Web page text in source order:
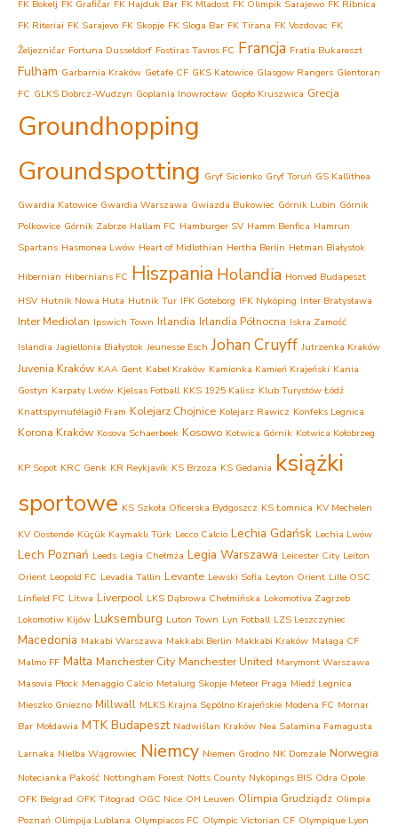
FK Bokelj FK Grafičar FK Hajduk Bar FK Mladost FK Olimpik Sarajewo FK Ribnica
FK Riteriai FK Sarajevo FK Skopje FK Sloga Bar FK Tirana FK Vozdovac FK
Željezničar Fortuna Dusseldorf Fostiras Tavros FC Francja Fratia Bukareszt
Fulham Garbarnia Kraków Getafe CF GKS Katowice Glasgow Rangers Glentoran
FC GLKS Dobrcz-Wudzyn Goplania Inowrocław Gopło Kruszwica Grecja
Groundhopping
Groundspotting Gryf Sicienko Gryf Toruń GS Kallithea
Gwardia Katowice Gwardia Warszawa Gwiazda Bukowiec Górnik Lubin Górnik
Polkowice Górnik Zabrze Hallam FC Hamburger SV Hamm Benfica Hamrun
Spartans Hasmonea Lwów Heart of Midlothian Hertha Berlin Hetman Białystok
Hibernian Hibernians FC Hiszpania Holandia Honved Budapeszt
HSV Hutnik Nowa Huta Hutnik Tur IFK Goteborg IFK Nyköping Inter Bratysława
Inter Mediolan Ipswich Town Irlandia Irlandia Północna Iskra Zamość
Islandia Jagiellonia Białystok Jeunesse Esch Johan Cruyff Jutrzenka Kraków
Juvenia Kraków KAA Gent Kabel Kraków Kamionka Kamień Krajeński Kania
Gostyn Karpaty Lwów Kjelsas Fotball KKS 1925 Kalisz Klub Turystów Łódź
Knattspyrnufélagið Fram Kolejarz Chojnice Kolejarz Rawicz Konfeks Legnica
Korona Kraków Kosova Schaerbeek Kosowo Kotwica Górnik Kotwica Kołobrzeg
KP Sopot KRC Genk KR Reykjavík KS Brzoza KS Gedania książki
sportowe KS Szkoła Oficerska Bydgoszcz KS Łomnica KV Mechelen
KV Oostende Küçük Kaymaklı Türk Lecco Calcio Lechia Gdańsk Lechia Lwów
Lech Poznań Leeds Legia Chełmża Legia Warszawa Leicester City Leiton
Orient Leopold FC Levadia Tallin Levante Lewski Sofia Leyton Orient Lille OSC
Linfield FC Litwa Liverpool LKS Dąbrowa Chełmińska Lokomotiva Zagrzeb
Lokomotiw Kijów Luksemburg Luton Town Lyn Fotball LZS Leszczyniec
Macedonia Makabi Warszawa Makkabi Berlin Makkabi Kraków Malaga CF
Malmo FF Malta Manchester City Manchester United Marymont Warszawa
Masovia Płock Menaggio Calcio Metalurg Skopje Meteor Praga Miedź Legnica
Mieszko Gniezno Millwall MLKS Krajna Sępólno Krajeńskie Modena FC Mornar
Bar Mołdawia MTK Budapeszt Nadwiślan Kraków Nea Salamina Famagusta
Larnaka Nielba Wągrowiec Niemcy Niemen Grodno NK Domzale Norwegia
Notecianka Pakość Nottingham Forest Notts County Nyköpings BIS Odra Opole
OFK Belgrad OFK Titograd OGC Nice OH Leuven Olimpia Grudziądz Olimpia
Poznań Olimpija Lublana Olympiacos FC Olympic Victorian CF Olympique Lyon